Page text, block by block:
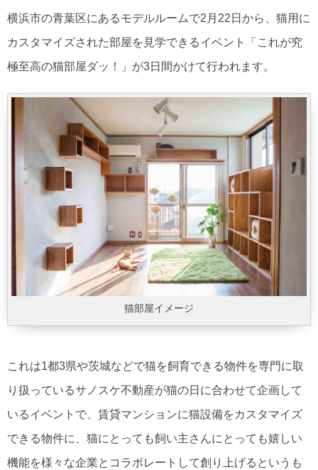
横浜市の青葉区にあるモデルルームで2月22日から、猫用に
カスタマイズされた部屋を見学できるイベント「これが究
極至高の猫部屋ダッ！」が3日間かけて行われます。
猫部屋イメージ
これは1都3県や茨城などで猫を飼育できる物件を専門に取
り扱っているサノスケ不動産が猫の日に合わせて企画して
いるイベントで、賃貸マンションに猫設備をカスタマイズ
できる物件に、猫にとっても飼い主さんにとっても嬉しい
機能を様々な企業とコラボレートして創り上げるというも